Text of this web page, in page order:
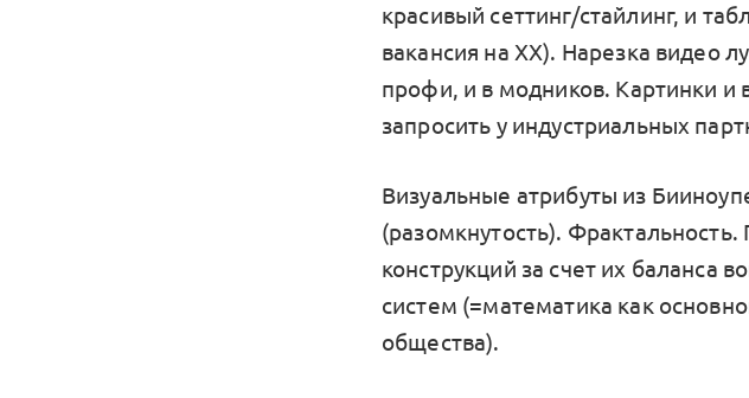
красивый сеттинг/стайлинг, и
вакансия на ХХ). Нарезка видео
профи, и в модников. Картинки и
запросить у индустриальных
Визуальные атрибуты из
(разомкнутость).
конструкций за счет их баланса
систем (=математика как
общества).